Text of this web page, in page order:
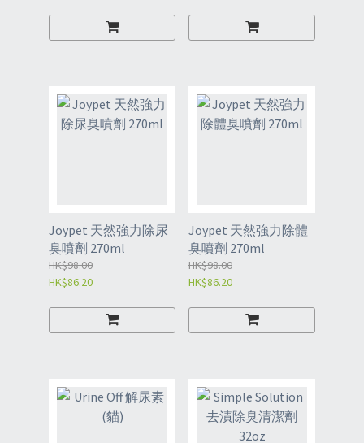
Joypet 天然強力除尿
臭噴劑 270ml
HK$98.00
HK$86.20
Joypet 天然強力除體
臭噴劑 270ml
HK$98.00
HK$86.20